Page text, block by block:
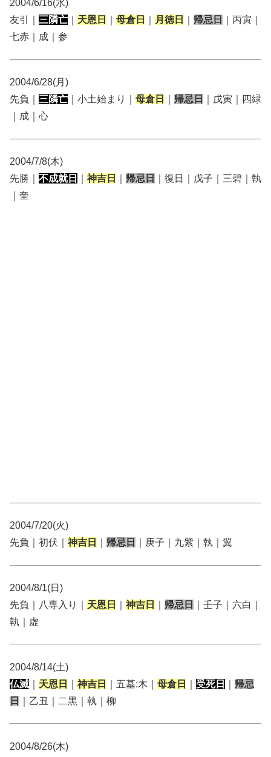
2004/6/16(水)
友引｜ 三隣亡 天恩日 母倉日 月徳日 帰忌日
｜丙寅｜
七赤｜成｜参
2004/6/28(月)
先負｜ 三隣亡 ｜小土始まり｜ 母倉日 帰忌日
｜戊寅｜四緑
｜成｜心
2004/7/8(木)
先勝｜ 不成就日 神吉日 帰忌日
｜復日｜戊子｜三碧｜執
｜奎
2004/7/20(火)
先負｜初伏｜ 神吉日 帰忌日 ｜庚子｜九紫｜執｜翼
2004/8/1(日)
先負｜八専入り｜ 天恩日 神吉日 帰忌日
｜壬子｜六白｜
執｜虚
2004/8/14(土)
仏滅
天恩日 神吉日 ｜五墓:木｜ 母倉日 受死日
帰忌
日
｜乙丑｜二黒｜執｜柳
2004/8/26(木)